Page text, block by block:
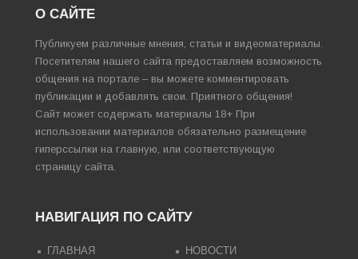
О САЙТЕ
Публикуем различные мнения, статьи и видеоматериалы.
Посетителям нашего сайта предоставляем возможность
общения на портале – вы можете комментировать
публикации и добавлять свои. Приятного общения!
Сайт может содержать материалы 18+ При
использовании материалов обязательно размещение
гиперссылки на главную, или соответствующую
страницу сайта.
НАВИГАЦИЯ ПО САЙТУ
ГЛАВНАЯ НОВОСТИ